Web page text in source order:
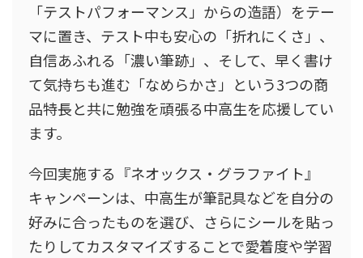
「テストパフォーマンス」からの造語）をテー
マに置き、テスト中も安心の「折れにくさ」、
自信あふれる「濃い筆跡」、そして、早く書け
て気持ちも進む「なめらかさ」という3つの商
品特長と共に勉強を頑張る中高生を応援してい
ます。
今回実施する『ネオックス・グラファイト』
キャンペーンは、中高生が筆記具などを自分の
好みに合ったものを選び、さらにシールを貼っ
たりしてカスタマイズすることで愛着度や学習